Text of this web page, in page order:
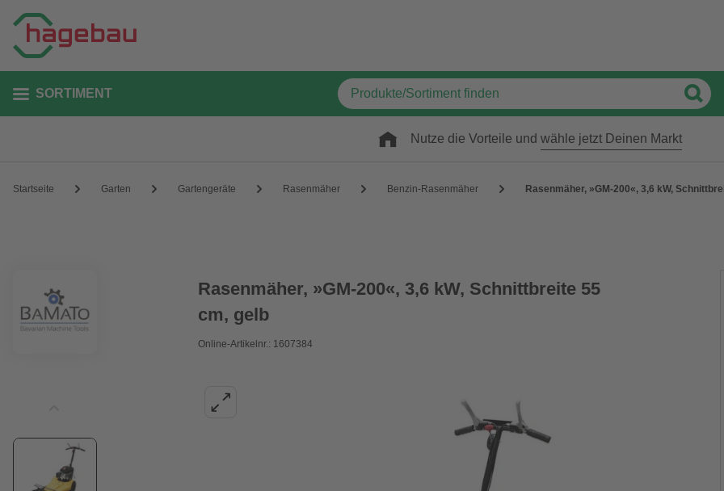
SORTIMENT
Nutze die Vorteile und wähle jetzt Deinen Markt
Startseite Garten Gartengeräte Rasenmäher Benzin-Rasenmäher Rasenmäher, »GM-200«, 3,6 kW,
Rasenmäher, »GM-200«, 3,6 kW, Schnittbreite 55
cm, gelb
Online-Artikelnr.: 1607384